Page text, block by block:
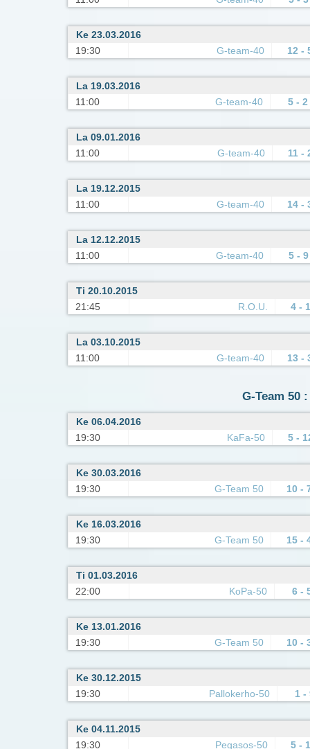
Ke 23.03.2016
19:30
G-team-40 12 -
La 19.03.2016
11:00
G-team-40 5 - 2
La 09.01.2016
11:00
G-team-40 11 -
La 19.12.2015
11:00
G-team-40 14 -
La 12.12.2015
11:00
G-team-40 5 - 9
Ti 20.10.2015
21:45
R.O.U. 4 -
La 03.10.2015
11:00
G-team-40 13 -
G-Team 50
Ke 06.04.2016
19:30
KaFa-50 5 -
Ke 30.03.2016
19:30
G-Team 50 10 -
Ke 16.03.2016
19:30
G-Team 50 15 -
Ti 01.03.2016
22:00
KoPa-50 6 -
Ke 13.01.2016
19:30
G-Team 50 10 -
Ke 30.12.2015
19:30
Pallokerho-50 1 -
Ke 04.11.2015
19:30
Pegasos-50 5 -